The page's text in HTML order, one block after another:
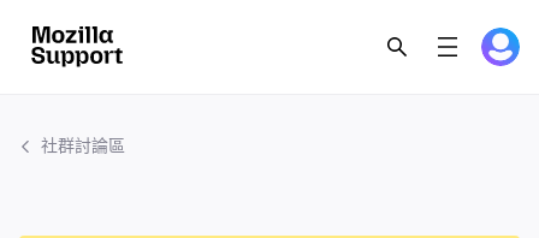
社群討論區